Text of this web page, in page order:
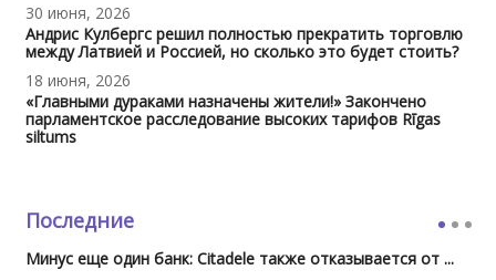
30 июня, 2026
Андрис Кулбергс решил полностью прекратить торговлю
между Латвией и Россией, но сколько это будет стоить?
18 июня, 2026
«Главными дураками назначены жители!» Закончено
парламентское расследование высоких тарифов Rīgas
siltums
Последние
Минус еще один банк: Citadele также отказывается от ...